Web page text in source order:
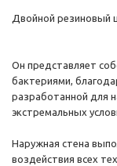
Двойной резиновый
Он представляет
бактериями,
разработанной для
экстремальных
Наружная стена
воздействия всех